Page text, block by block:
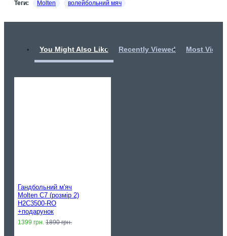
Теги: Molten волейбольний мяч
You Might Also Like Recently Viewed Most
Гандбольний м'яч
Molten C7 (розмір 2)
H2C3500-RO
+подарунок
1399 грн. 1890 грн.